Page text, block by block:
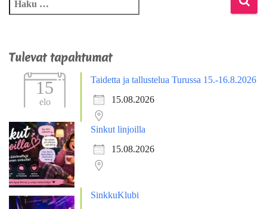
Tulevat tapahtumat
15
elo
Taidetta ja tallustelua Turussa 15.-16.8.2026
15.08.2026
Sinkut linjoilla
15.08.2026
SinkkuKlubi